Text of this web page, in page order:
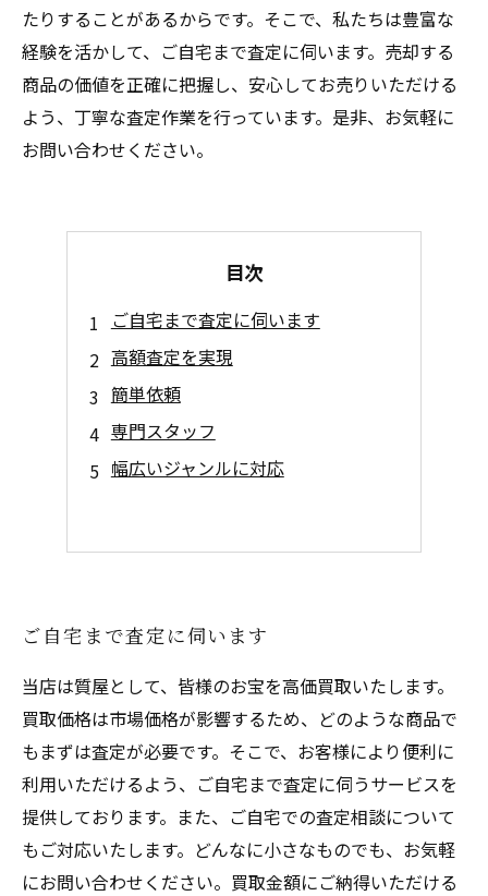
たりすることがあるからです。そこで、私たちは豊富な
経験を活かして、ご自宅まで査定に伺います。売却する
商品の価値を正確に把握し、安心してお売りいただける
よう、丁寧な査定作業を行っています。是非、お気軽に
お問い合わせください。
目次
ご自宅まで査定に伺います
高額査定を実現
簡単依頼
専門スタッフ
幅広いジャンルに対応
ご自宅まで査定に伺います
当店は質屋として、皆様のお宝を高価買取いたします。
買取価格は市場価格が影響するため、どのような商品で
もまずは査定が必要です。そこで、お客様により便利に
利用いただけるよう、ご自宅まで査定に伺うサービスを
提供しております。また、ご自宅での査定相談について
もご対応いたします。どんなに小さなものでも、お気軽
にお問い合わせください。買取金額にご納得いただける